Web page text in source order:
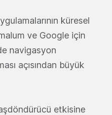
küresel
ve Google için
navigasyon
açısından büyük
etkisine